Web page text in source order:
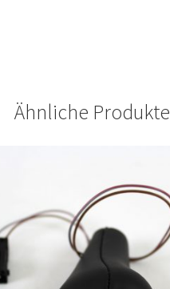
Ähnliche Produkte